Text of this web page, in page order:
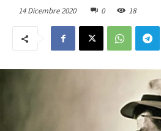
14 Dicembre 2020 0 18